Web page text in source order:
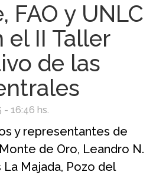
FAO y UNLC
el II Taller
de las
16:46 hs.
y representantes de
de Oro, Leandro N.
Majada, Pozo del